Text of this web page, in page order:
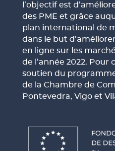
l’objectif est
des PME et grâce
plan international de
dans le but
en ligne sur les
de l’année 2022. Pour
soutien du programme
de la Chambre de
Pontevedra, Vigo et